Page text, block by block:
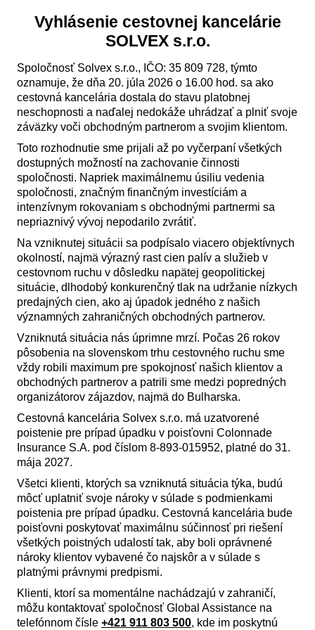
Vyhlásenie cestovnej kancelárie
SOLVEX s.r.o.
Spoločnosť Solvex s.r.o., IČO: 35 809 728, týmto
oznamuje, že dňa 20. júla 2026 o 16.00 hod. sa ako
cestovná kancelária dostala do stavu platobnej
neschopnosti a naďalej nedokáže uhrádzať a plniť svoje
záväzky voči obchodným partnerom a svojim klientom.
Toto rozhodnutie sme prijali až po vyčerpaní všetkých
dostupných možností na zachovanie činnosti
spoločnosti. Napriek maximálnemu úsiliu vedenia
spoločnosti, značným finančným investíciám a
intenzívnym rokovaniam s obchodnými partnermi sa
nepriaznivý vývoj nepodarilo zvrátiť.
Na vzniknutej situácii sa podpísalo viacero objektívnych
okolností, najmä výrazný rast cien palív a služieb v
cestovnom ruchu v dôsledku napätej geopolitickej
situácie, dlhodobý konkurenčný tlak na udržanie nízkych
predajných cien, ako aj úpadok jedného z našich
významných zahraničných obchodných partnerov.
Vzniknutá situácia nás úprimne mrzí. Počas 26 rokov
pôsobenia na slovenskom trhu cestovného ruchu sme
vždy robili maximum pre spokojnosť našich klientov a
obchodných partnerov a patrili sme medzi popredných
organizátorov zájazdov, najmä do Bulharska.
Cestovná kancelária Solvex s.r.o. má uzatvorené
poistenie pre prípad úpadku v poisťovni Colonnade
Insurance S.A. pod číslom 8-893-015952, platné do 31.
mája 2027.
Všetci klienti, ktorých sa vzniknutá situácia týka, budú
môcť uplatniť svoje nároky v súlade s podmienkami
poistenia pre prípad úpadku. Cestovná kancelária bude
poisťovni poskytovať maximálnu súčinnosť pri riešení
všetkých poistných udalostí tak, aby boli oprávnené
nároky klientov vybavené čo najskôr a v súlade s
platnými právnymi predpismi.
Klienti, ktorí sa momentálne nachádzajú v zahraničí,
môžu kontaktovať spoločnosť Global Assistance na
telefónnom čísle +421 911 803 500, kde im poskytnú